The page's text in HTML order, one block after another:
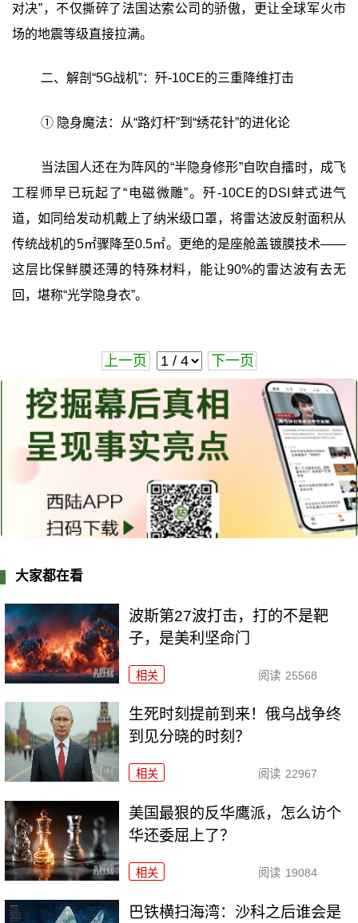
对决”，不仅撕碎了法国达索公司的骄傲，更让全球军火市
场的地震等级直接拉满。
二、解剖“5G战机”：歼-10CE的三重降维打击
① 隐身魔法：从“路灯杆”到“绣花针”的进化论
当法国人还在为阵风的“半隐身修形”自吹自擂时，成飞
工程师早已玩起了“电磁微雕”。歼-10CE的DSI蚌式进气
道，如同给发动机戴上了纳米级口罩，将雷达波反射面积从
传统战机的5㎡骤降至0.5㎡。更绝的是座舱盖镀膜技术——
这层比保鲜膜还薄的特殊材料，能让90%的雷达波有去无
回，堪称“光学隐身衣”。
上一页 下一页
大家都在看
波斯第27波打击，打的不是靶
子，是美利坚命门
相关 阅读 25568
生死时刻提前到来！俄乌战争终
到见分晓的时刻？
相关 阅读 22967
美国最狠的反华鹰派，怎么访个
华还委屈上了？
相关 阅读 19084
巴铁横扫海湾：沙科之后谁会是